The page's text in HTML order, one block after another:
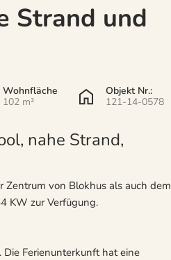
Strand und
Wohnfläche
102 m²
Objekt Nr.:
121-14-0578
nahe Strand,
von Blokhus als auch dem
KW zur Verfügung.
Die Ferienunterkunft hat eine